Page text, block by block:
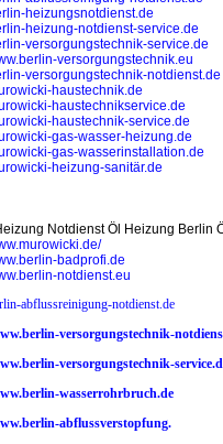
heizungsnotdienst.de
heizung-notdienst-service.de
versorgungstechnik-service.de
versorgungstechnik.eu
versorgungstechnik-notdienst.de
haustechnik.de
haustechnikservice.de
haustechnik-service.de
gas-wasser-heizung.de
gas-wasserinstallation.de
heizung-sanitär.de
Notdienst Öl Heizung Berlin
badprofi.de
notdienst.eu
abflussreinigung-notdienst.de
versorgungstechnik-
versorgungstechnik-
wasserrohrbruch.de
abflussverstopfung.